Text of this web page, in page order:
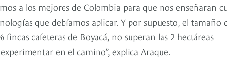
a los mejores de Colombia para que nos enseñaran
que debíamos aplicar. Y por supuesto, el tamaño
cafeteras de Boyacá, no superan las 2 hectáreas
en el camino”, explica Araque.